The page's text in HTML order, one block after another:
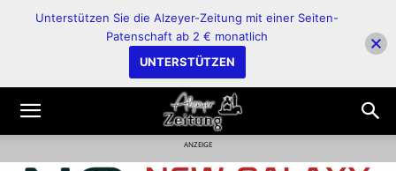
ANZEIGE
Unterstützen Sie die Alzeyer-Zeitung mit einer Seiten-
Patenschaft ab 2 € monatlich
UNTERSTÜTZEN